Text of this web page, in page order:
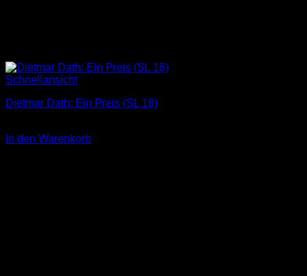
Schnellansicht
Dietmar Dath: Ein Preis (SL 18)
In den Warenkorb